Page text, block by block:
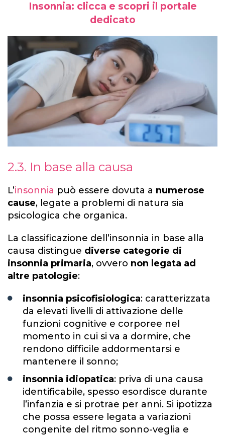
Insonnia: clicca e scopri il portale
dedicato
2.3. In base alla causa
L’insonnia può essere dovuta a numerose
cause, legate a problemi di natura sia
psicologica che organica.
La classificazione dell’insonnia in base alla
causa distingue diverse categorie di
insonnia primaria, ovvero non legata ad
altre patologie:
insonnia psicofisiologica: caratterizzata
da elevati livelli di attivazione delle
funzioni cognitive e corporee nel
momento in cui si va a dormire, che
rendono difficile addormentarsi e
mantenere il sonno;
insonnia idiopatica: priva di una causa
identificabile, spesso esordisce durante
l’infanzia e si protrae per anni. Si ipotizza
che possa essere legata a variazioni
congenite del ritmo sonno-veglia e